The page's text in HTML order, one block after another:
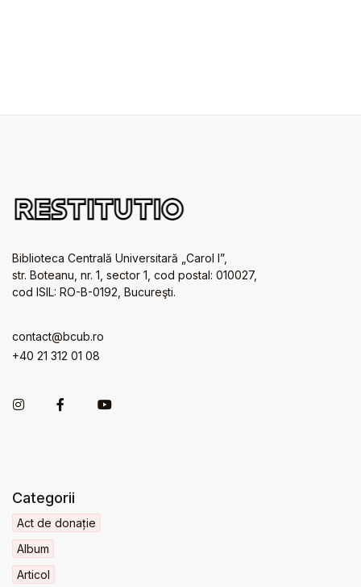
Biblioteca Centrală Universitară „Carol I”,
str. Boteanu, nr. 1, sector 1, cod postal: 010027,
cod ISIL: RO-B-0192, Bucureşti.
contact@bcub.ro
+40 21 312 01 08
Categorii
Act de donație
Album
Articol